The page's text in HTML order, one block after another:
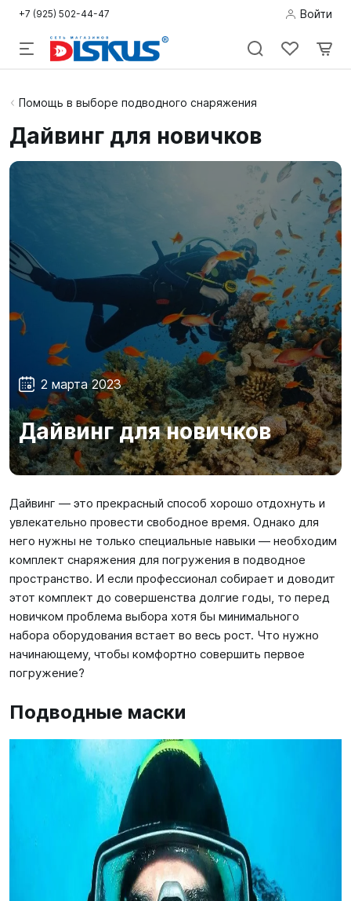
+7 (925) 502-44-47 Войти
Подводная
Дайвинг
Детям
Бассейн
SUP-
сёрфинг
Подарочные
Карты
Помощь в выборе подводного снаряжения
Дайвинг для новичков
2 марта 2023
Дайвинг для новичков
Дайвинг — это прекрасный способ хорошо отдохнуть и
увлекательно провести свободное время. Однако для
него нужны не только специальные навыки — необходим
комплект снаряжения для погружения в подводное
пространство. И если профессионал собирает и доводит
этот комплект до совершенства долгие годы, то перед
новичком проблема выбора хотя бы минимального
набора оборудования встает во весь рост. Что нужно
начинающему, чтобы комфортно совершить первое
погружение?
Подводные маски